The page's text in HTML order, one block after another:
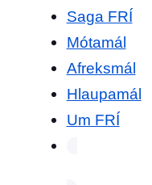
Saga FRÍ
Mótamál
Afreksmál
Hlaupamál
Um FRÍ